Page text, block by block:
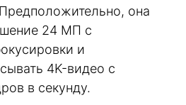
она
24 МП с
и
4K-видео с
в секунду.